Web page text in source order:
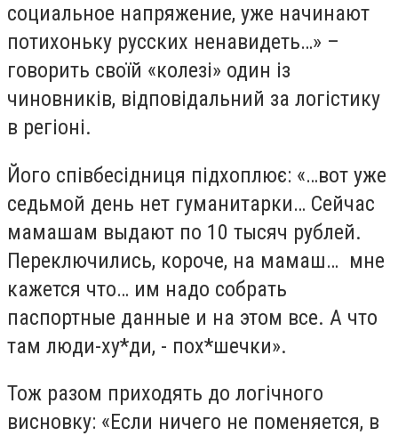
социальное напряжение, уже начинают
потихоньку русских ненавидеть…» –
говорить своїй «колезі» один із
чиновників, відповідальний за логістику
в регіоні.
Його співбесідниця підхоплює: «…вот уже
седьмой день нет гуманитарки… Сейчас
мамашам выдают по 10 тысяч рублей.
Переключились, короче, на мамаш… мне
кажется что… им надо собрать
паспортные данные и на этом все. А что
там люди-ху*ди, - пох*шечки».
Тож разом приходять до логічного
висновку: «Если ничего не поменяется, в